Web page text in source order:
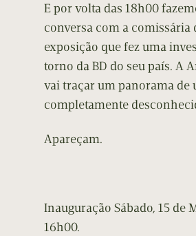
E por volta das 18h00
conversa com a comissária
exposição que fez uma
torno da BD do seu país. A
vai traçar um panorama de
completamente
Apareçam.
Inauguração Sábado, 15 de
16h00.